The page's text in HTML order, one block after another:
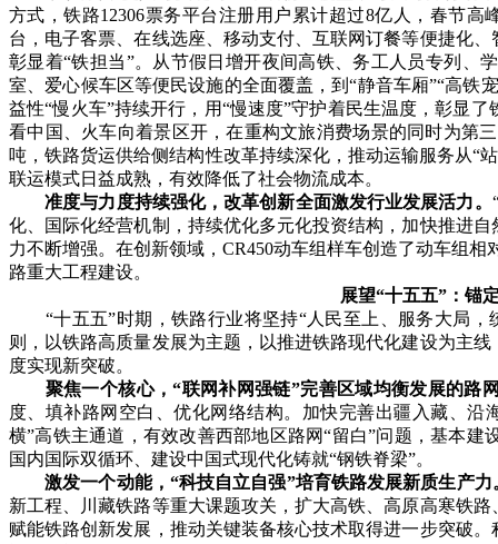
方式，铁路12306票务平台注册用户累计超过8亿人，春节
台，电子客票、在线选座、移动支付、互联网订餐等便捷化
彰显着“铁担当”。从节假日增开夜间高铁、务工人员专列、
室、爱心候车区等便民设施的全面覆盖，到“静音车厢”“高铁
益性“慢火车”持续开行，用“慢速度”守护着民生温度，彰显
看中国、火车向着景区开，在重构文旅消费场景的同时为第
吨，铁路货运供给侧结构性改革持续深化，推动运输服务从“
联运模式日益成熟，有效降低了社会物流成本。
准度与力度持续强化，改革创新全面激发行业发展活力。
化、国际化经营机制，持续优化多元化投资结构，加快推进
力不断增强。在创新领域，CR450动车组样车创造了动车组
路重大工程建设。
展望“十五五”：锚
“十五五”时期，铁路行业将坚持“人民至上、服务大局，
则，以铁路高质量发展为主题，以推进铁路现代化建设为主
度实现新突破。
聚焦一个核心，“联网补网强链”完善区域均衡发展的路
度、填补路网空白、优化网络结构。加快完善出疆入藏、
横”高铁主通道，有效改善西部地区路网“留白”问题，基本
国内国际双循环、建设中国式现代化铸就“钢铁脊梁”。
激发一个动能，“科技自立自强”培育铁路发展新质生产力
新工程、川藏铁路等重大课题攻关，扩大高铁、高原高寒铁
赋能铁路创新发展，推动关键装备核心技术取得进一步突破